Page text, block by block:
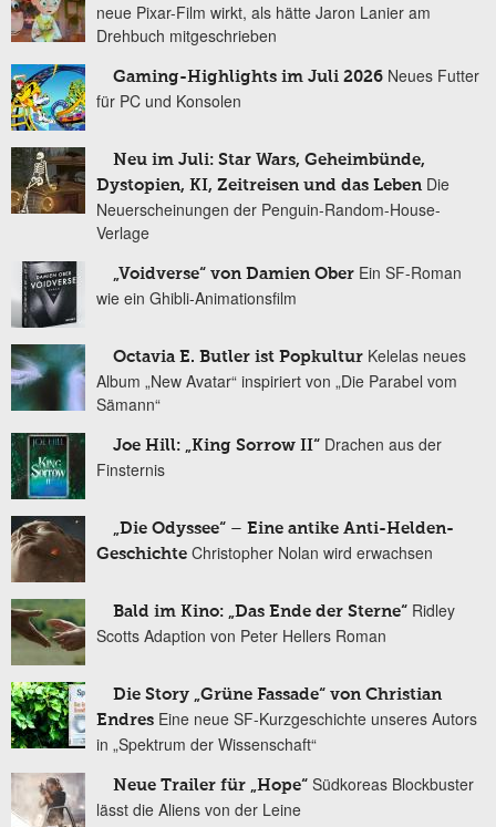
neue Pixar-Film wirkt, als hätte Jaron Lanier am
Drehbuch mitgeschrieben
Gaming-Highlights im Juli 2026 Neues Futter
für PC und Konsolen
Neu im Juli: Star Wars, Geheimbünde,
Dystopien, KI, Zeitreisen und das Leben Die
Neuerscheinungen der Penguin-Random-House-
Verlage
„Voidverse“ von Damien Ober Ein SF-Roman
wie ein Ghibli-Animationsfilm
Octavia E. Butler ist Popkultur Kelelas neues
Album „New Avatar“ inspiriert von „Die Parabel vom
Sämann“
Joe Hill: „King Sorrow II“ Drachen aus der
Finsternis
„Die Odyssee“ – Eine antike Anti-Helden-
Geschichte Christopher Nolan wird erwachsen
Bald im Kino: „Das Ende der Sterne“ Ridley
Scotts Adaption von Peter Hellers Roman
Die Story „Grüne Fassade“ von Christian
Endres Eine neue SF-Kurzgeschichte unseres Autors
in „Spektrum der Wissenschaft“
Neue Trailer für „Hope“ Südkoreas Blockbuster
lässt die Aliens von der Leine